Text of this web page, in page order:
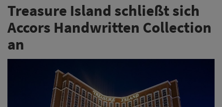
Treasure Island schließt sich
Accors Handwritten Collection
an